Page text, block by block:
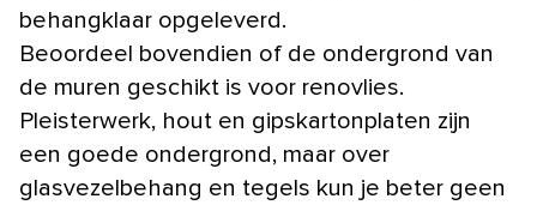
behangklaar opgeleverd.
Beoordeel bovendien of de ondergrond van
de muren geschikt is voor renovlies.
Pleisterwerk, hout en gipskartonplaten zijn
een goede ondergrond, maar over
glasvezelbehang en tegels kun je beter geen